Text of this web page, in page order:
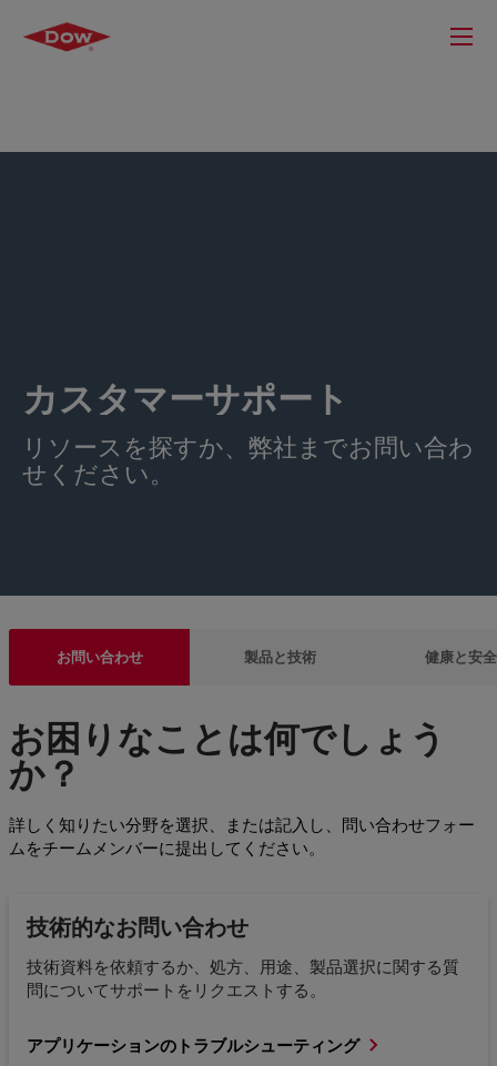
カスタマーサポート
リソースを探すか、弊社までお問い合わ
せください。
お問い合わせ 製品と技術 健康と安全
お困りなことは何でしょう
か？
詳しく知りたい分野を選択、または記入し、問い合わせフォー
ムをチームメンバーに提出してください。
技術的なお問い合わせ
技術資料を依頼するか、処方、用途、製品選択に関する質
問についてサポートをリクエストする。
アプリケーションのトラブルシューティング